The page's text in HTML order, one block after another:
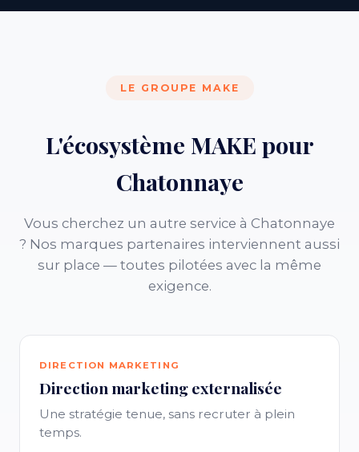
LE GROUPE MAKE
L'écosystème MAKE pour
Chatonnaye
Vous cherchez un autre service à Chatonnaye
? Nos marques partenaires interviennent aussi
sur place — toutes pilotées avec la même
exigence.
DIRECTION MARKETING
Direction marketing externalisée
Une stratégie tenue, sans recruter à plein
temps.